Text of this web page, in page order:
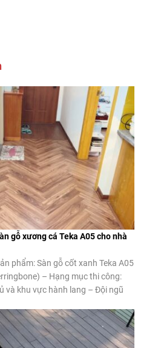
gỗ xương cá Teka A05 cho nhà
phẩm: Sàn gỗ cốt xanh Teka A05
– Hạng mục thi công:
và khu vực hành lang – Đội ngũ
của sàn gỗ xương cá cốt xanh
[…]